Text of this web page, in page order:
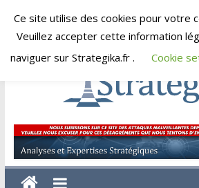
Skip
samedi, août 8, 2026
Strategika
Expertise
et
Ce site utilise des cookies pour votre
Veuillez accepter cette information
naviguer sur Strategika.fr .
Cookie